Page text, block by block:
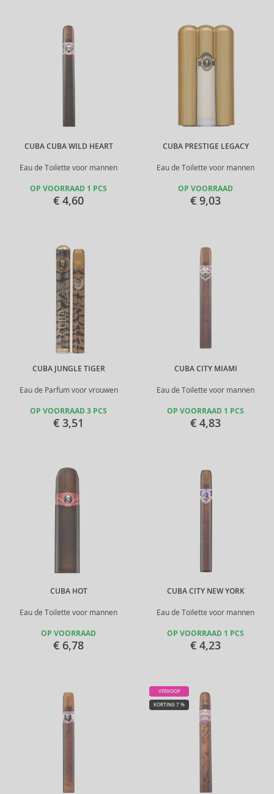
CUBA CUBA WILD HEART
Eau de Toilette voor mannen
OP VOORRAAD 1 PCS
€ 4,60
CUBA PRESTIGE LEGACY
Eau de Toilette voor mannen
OP VOORRAAD
€ 9,03
CUBA JUNGLE TIGER
Eau de Parfum voor vrouwen
OP VOORRAAD 3 PCS
€ 3,51
CUBA CITY MIAMI
Eau de Toilette voor mannen
OP VOORRAAD 1 PCS
€ 4,83
CUBA HOT
Eau de Toilette voor mannen
OP VOORRAAD
€ 6,78
CUBA CITY NEW YORK
Eau de Toilette voor mannen
OP VOORRAAD 1 PCS
€ 4,23
VERKOOP
KORTING 7 %